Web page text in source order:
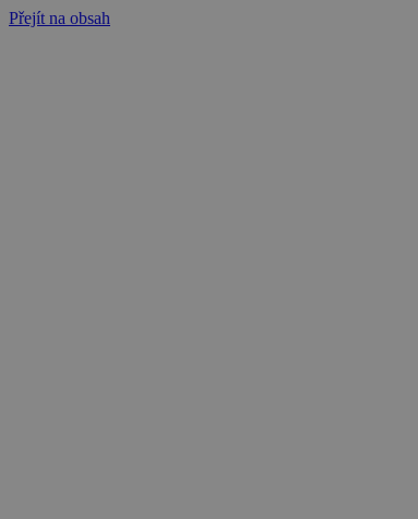
Přejít na obsah